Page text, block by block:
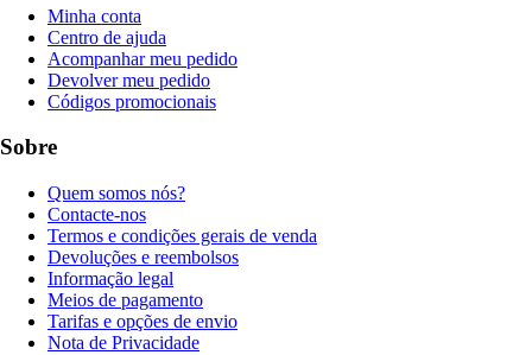
Minha conta
Centro de ajuda
Acompanhar meu pedido
Devolver meu pedido
Códigos promocionais
Sobre
Quem somos nós?
Contacte-nos
Termos e condições gerais de venda
Devoluções e reembolsos
Informação legal
Meios de pagamento
Tarifas e opções de envio
Nota de Privacidade